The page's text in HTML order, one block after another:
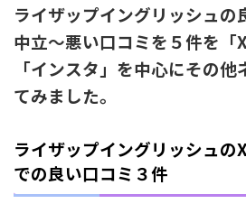
ライザップイングリッシュの
中立～悪い口コミを５件を「
「インスタ」を中心にその
てみました。
ライザップイングリッシュの
での良い口コミ３件